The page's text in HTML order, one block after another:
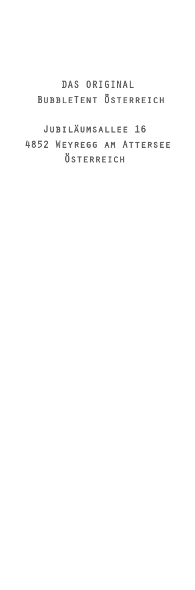
DAS ORIGINAL
BubbleTent Österreich
Jubiläumsallee 16
4852 Weyregg am Attersee
Österreich